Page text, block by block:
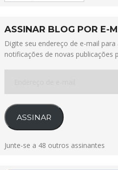
ASSINAR BLOG POR E-
Digite seu endereço de e-mail
notificações de novas publicações
e-
mail
ASSINAR
Junte-se a 48 outros assinantes